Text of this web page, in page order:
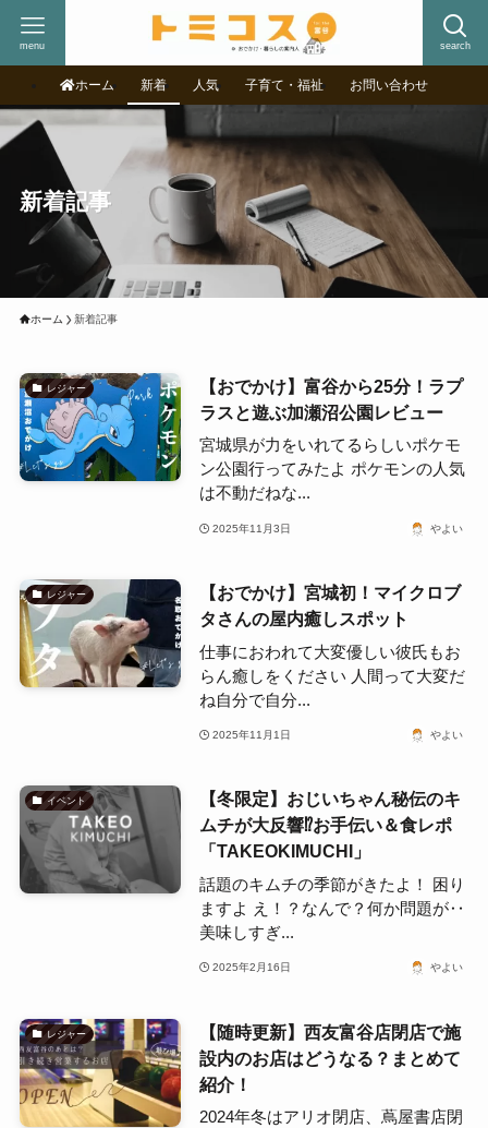
search
menu
ホーム 新着 人気 子育て・福祉 お問い合わせ
新着記事
ホーム 新着記事
レジャー
【おでかけ】富谷から25分！ラプ
ラスと遊ぶ加瀬沼公園レビュー
宮城県が力をいれてるらしいポケモ
ン公園行ってみたよ ポケモンの人気
は不動だねな...
2025年11月3日 やよい
レジャー
【おでかけ】宮城初！マイクロブ
タさんの屋内癒しスポット
仕事におわれて大変優しい彼氏もお
らん癒しをください 人間って大変だ
ね自分で自分...
2025年11月1日 やよい
イベント
【冬限定】おじいちゃん秘伝のキ
ムチが大反響⁉お手伝い＆食レポ
「TAKEOKIMUCHI」
話題のキムチの季節がきたよ！ 困り
ますよ え！？なんで？何か問題が‥
美味しすぎ...
2025年2月16日 やよい
レジャー
【随時更新】西友富谷店閉店で施
設内のお店はどうなる？まとめて
紹介！
2024年冬はアリオ閉店、蔦屋書店閉